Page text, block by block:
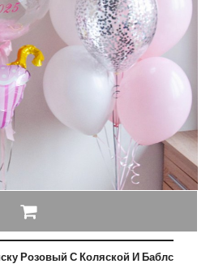
Розовый С Коляской И Баблс